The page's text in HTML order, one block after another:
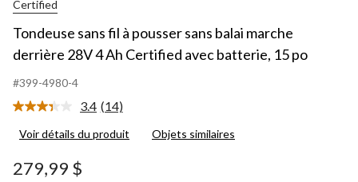
Certified
Tondeuse sans fil à pousser sans balai marche
derrière 28V 4 Ah Certified avec batterie, 15 po
#399-4980-4
3.4 Lire
14
(14)
Voir détails du produit Objets similaires
279,99 $